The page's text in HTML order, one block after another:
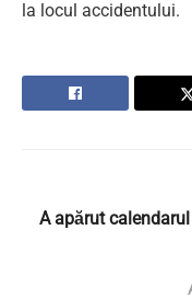
la locul accidentului.
A apărut